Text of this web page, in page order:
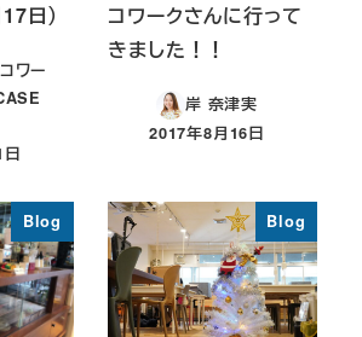
日）
ワー
コワークさんに行って
きました！！
岸 奈津実
投稿日
2017年8月16日
Blog Blog